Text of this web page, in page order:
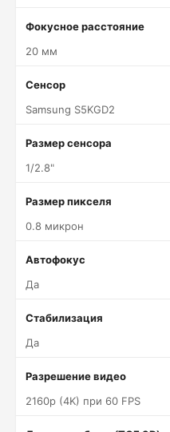
Фокусное расстояние
20 мм
Сенсор
Samsung S5KGD2
Размер сенсора
1/2.8"
Размер пикселя
0.8 микрон
Автофокус
Да
Стабилизация
Да
Разрешение видео
2160p (4K) при 60 FPS